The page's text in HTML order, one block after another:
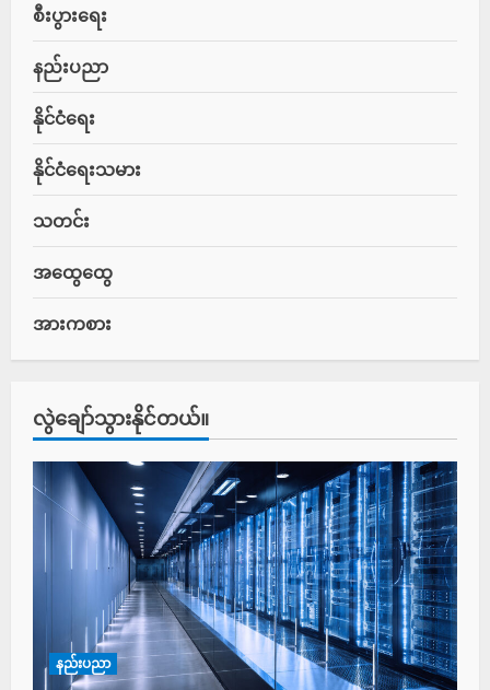
စီးပွားရေး
နည်းပညာ
နိုင်ငံရေး
နိုင်ငံရေးသမား
သတင်း
အထွေထွေ
အားကစား
လွဲချော်သွားနိုင်တယ်။
နည်းပညာ